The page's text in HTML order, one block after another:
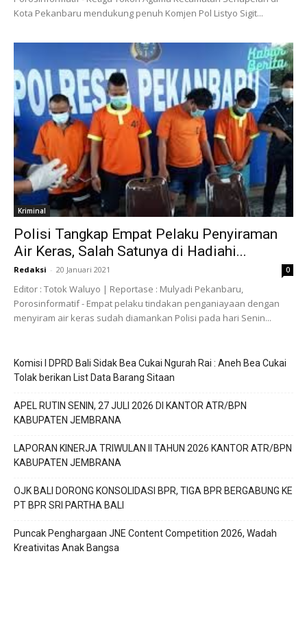
Kota Pekanbaru mendukung penuh Komjen Pol Listyo Sigit...
Kriminal
Polisi Tangkap Empat Pelaku Penyiraman
Air Keras, Salah Satunya di Hadiahi...
Redaksi - 20 Januari 2021 0
Editor : Totok Waluyo | Reportase : Mulyadi Pekanbaru,
Porosinformatif - Empat pelaku tindakan penganiayaan dengan
menyiram air keras sudah diamankan Polisi pada hari Senin...
Komisi I DPRD Bali Sidak Bea Cukai Ngurah Rai : Aneh Bea Cukai
Tolak berikan List Data Barang Sitaan
APEL RUTIN SENIN, 27 JULI 2026 DI KANTOR ATR/BPN
KABUPATEN JEMBRANA
LAPORAN KINERJA TRIWULAN II TAHUN 2026 KANTOR ATR/BPN
KABUPATEN JEMBRANA
OJK BALI DORONG KONSOLIDASI BPR, TIGA BPR BERGABUNG KE
PT BPR SRI PARTHA BALI
Puncak Penghargaan JNE Content Competition 2026, Wadah
Kreativitas Anak Bangsa